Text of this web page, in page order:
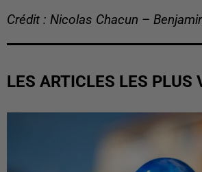
Crédit : Nicolas Chacun –
LES ARTICLES LES PLUS